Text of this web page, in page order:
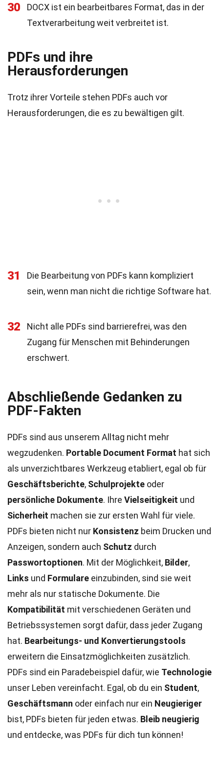
30
DOCX ist ein bearbeitbares Format, das in der
Textverarbeitung weit verbreitet ist.
PDFs und ihre
Herausforderungen
Trotz ihrer Vorteile stehen PDFs auch vor
Herausforderungen, die es zu bewältigen gilt.
31
Die Bearbeitung von PDFs kann kompliziert
sein, wenn man nicht die richtige Software hat.
32
Nicht alle PDFs sind barrierefrei, was den
Zugang für Menschen mit Behinderungen
erschwert.
Abschließende Gedanken zu
PDF-Fakten
PDFs sind aus unserem Alltag nicht mehr
wegzudenken. Portable Document Format hat sich
als unverzichtbares Werkzeug etabliert, egal ob für
Geschäftsberichte, Schulprojekte oder
persönliche Dokumente. Ihre Vielseitigkeit und
Sicherheit machen sie zur ersten Wahl für viele.
PDFs bieten nicht nur Konsistenz beim Drucken und
Anzeigen, sondern auch Schutz durch
Passwortoptionen. Mit der Möglichkeit, Bilder,
Links und Formulare einzubinden, sind sie weit
mehr als nur statische Dokumente. Die
Kompatibilität mit verschiedenen Geräten und
Betriebssystemen sorgt dafür, dass jeder Zugang
hat. Bearbeitungs- und Konvertierungstools
erweitern die Einsatzmöglichkeiten zusätzlich.
PDFs sind ein Paradebeispiel dafür, wie Technologie
unser Leben vereinfacht. Egal, ob du ein Student,
Geschäftsmann oder einfach nur ein Neugieriger
bist, PDFs bieten für jeden etwas. Bleib neugierig
und entdecke, was PDFs für dich tun können!